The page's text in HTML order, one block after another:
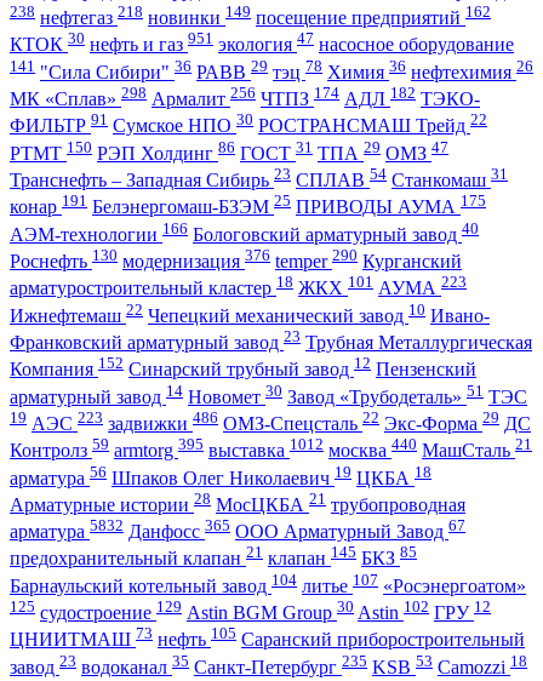
238 нефтегаз 218 новинки 149 посещение предприятий 162
КТОК 30 нефть и газ 951 экология 47 насосное оборудование
141 "Сила Сибири" 36 РАВВ 29 тэц 78 Химия 36 нефтехимия 26
МК «Сплав» 298 Армалит 256 ЧТПЗ 174 АДЛ 182 ТЭКО-
ФИЛЬТР 91 Сумское НПО 30 РОСТРАНСМАШ Трейд 22
РТМТ 150 РЭП Холдинг 86 ГОСТ 31 ТПА 29 ОМЗ 47
Транснефть – Западная Сибирь 23 СПЛАВ 54 Станкомаш 31
конар 191 Белэнергомаш-БЗЭМ 25 ПРИВОДЫ АУМА 175
АЭМ-технологии 166 Бологовский арматурный завод 40
Роснефть 130 модернизация 376 temper 290 Курганский
арматуростроительный кластер 18 ЖКХ 101 АУМА 223
Ижнефтемаш 22 Чепецкий механический завод 10 Ивано-
Франковский арматурный завод 23 Трубная Металлургическая
Компания 152 Синарский трубный завод 12 Пензенский
арматурный завод 14 Новомет 30 Завод «Трубодеталь» 51 ТЭС
19 АЭС 223 задвижки 486 ОМЗ-Спецсталь 22 Экс-Форма 29 ДС
Контролз 59 armtorg 395 выставка 1012 москва 440 МашСталь 21
арматура 56 Шпаков Олег Николаевич 19 ЦКБА 18
Арматурные истории 28 МосЦКБА 21 трубопроводная
арматура 5832 Данфосс 365 ООО Арматурный Завод 67
предохранительный клапан 21 клапан 145 БКЗ 85
Барнаульский котельный завод 104 литье 107 «Росэнергоатом»
125 судостроение 129 Astin BGM Group 30 Astin 102 ГРУ 12
ЦНИИТМАШ 73 нефть 105 Саранский приборостроительный
завод 23 водоканал 35 Санкт-Петербург 235 KSB 53 Camozzi 18